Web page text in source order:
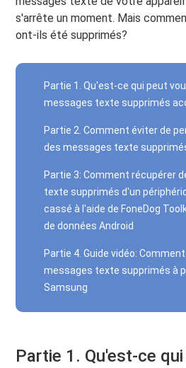
s'arrête un moment. Mais
ont-ils été supprimés?
Partie 1. Qu'est-ce qui peut
messages texte supprimés
Partie 2. Comment éviter de
des messages texte
Partie 3: Comment récupérer
texte supprimés d'un
cassé à l'aide de FoneDog
de données Android
Partie 4. Guide vidéo:
messages texte supprimés à
Samsung
Partie 1. Qu'est-ce